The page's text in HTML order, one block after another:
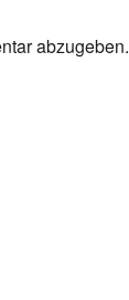
abzugeben.